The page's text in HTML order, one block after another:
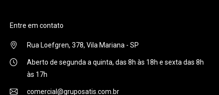
Entre em contato
Rua Loefgren, 378, Vila Mariana - SP
Aberto de segunda a quinta, das 8h às 18h e sexta das 8h
às 17h
comercial@gruposatis.com.br